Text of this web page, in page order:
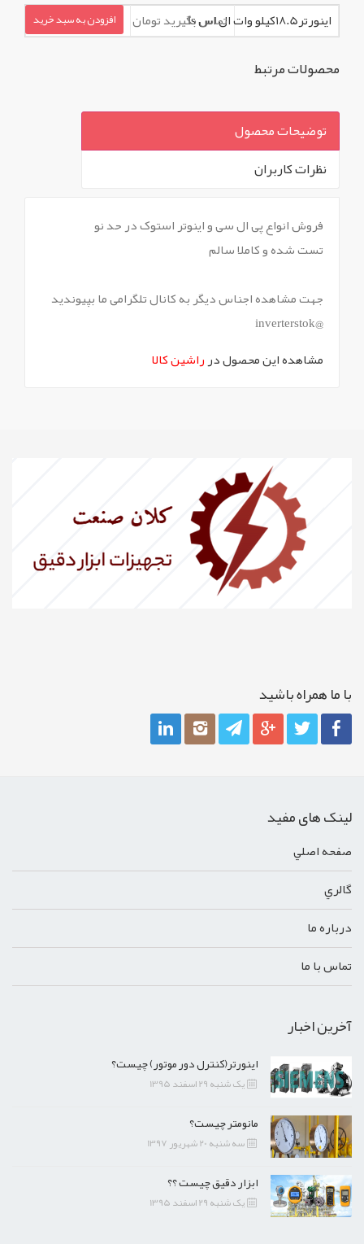
اینورتر18.5کیلو وات ال اس ls تماس بگیرید تومان افزودن به سبد خرید
محصولات مرتبط
توضیحات محصول
نظرات کاربران
فروش انواع پی ال سی و اینوتر استوک در حد نو
تست شده و کاملا سالم
جهت مشاهده اجناس دیگر به کانال تلگرامی ما بپیوندید
@inverterstok
مشاهده این محصول درراشین کالا
با ما همراه باشيد
لینک های مفید
صفحه اصلي
گالري
درباره ما
تماس با ما
آخرین اخبار
اینورتر(کنترل دور موتور) چیست؟
یک شنبه 29 اسفند 1395
مانومتر چیست؟
سه شنبه 20 شهریور 1397
ابزار دقیق چیست ؟؟
یک شنبه 29 اسفند 1395